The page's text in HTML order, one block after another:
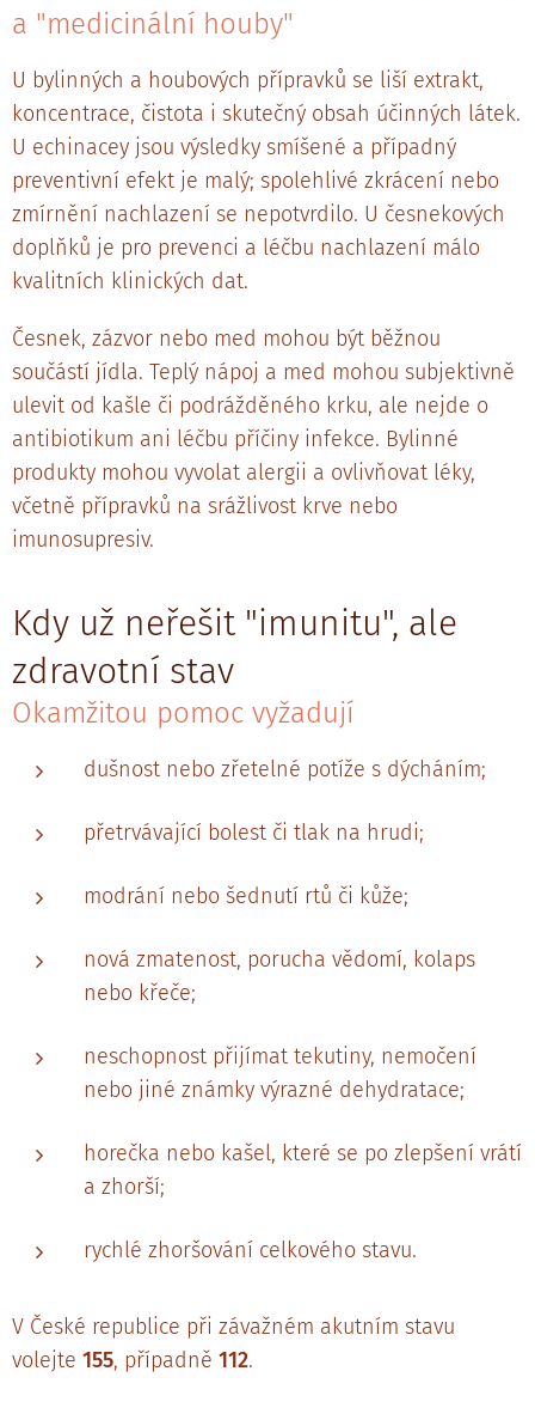
a "medicinální houby"
U bylinných a houbových přípravků se liší extrakt,
koncentrace, čistota i skutečný obsah účinných látek.
U echinacey jsou výsledky smíšené a případný
preventivní efekt je malý; spolehlivé zkrácení nebo
zmírnění nachlazení se nepotvrdilo. U česnekových
doplňků je pro prevenci a léčbu nachlazení málo
kvalitních klinických dat.
Česnek, zázvor nebo med mohou být běžnou
součástí jídla. Teplý nápoj a med mohou subjektivně
ulevit od kašle či podrážděného krku, ale nejde o
antibiotikum ani léčbu příčiny infekce. Bylinné
produkty mohou vyvolat alergii a ovlivňovat léky,
včetně přípravků na srážlivost krve nebo
imunosupresiv.
Kdy už neřešit "imunitu", ale
zdravotní stav
Okamžitou pomoc vyžadují
dušnost nebo zřetelné potíže s dýcháním;
přetrvávající bolest či tlak na hrudi;
modrání nebo šednutí rtů či kůže;
nová zmatenost, porucha vědomí, kolaps
nebo křeče;
neschopnost přijímat tekutiny, nemočení
nebo jiné známky výrazné dehydratace;
horečka nebo kašel, které se po zlepšení vrátí
a zhorší;
rychlé zhoršování celkového stavu.
V České republice při závažném akutním stavu
volejte 155, případně 112.